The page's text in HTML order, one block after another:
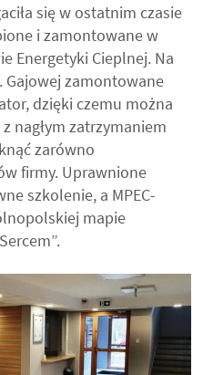
się w ostatnim czasie
i zamontowane w
Energetyki Cieplnej. Na
zamontowane
dzięki czemu można
nagłym zatrzymaniem
zarówno
firmy. Uprawnione
szkolenie, a MPEC-
mapie